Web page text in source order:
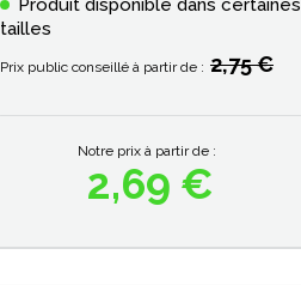
Produit disponible dans certaines
tailles
Prix public conseillé à partir de : 2,75 €
Prix
Notre prix à partir de :
2,69 €